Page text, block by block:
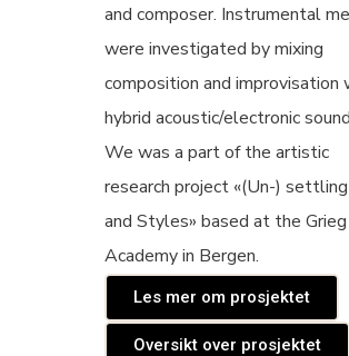
and composer. Instrumental
were investigated by mixing
composition and improvisation
hybrid acoustic/electronic
We was a part of the artistic
research project «(Un-)
and Styles» based at the Grieg
Academy in Bergen.
Les mer om prosjektet
Oversikt over prosjektet